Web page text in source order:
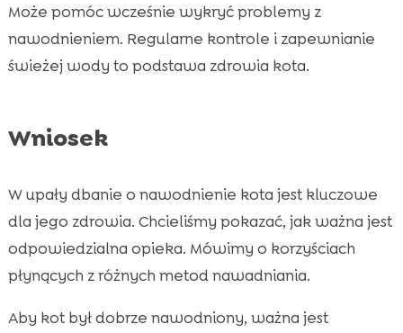
Może pomóc wcześnie wykryć problemy z
nawodnieniem. Regularne kontrole i zapewnianie
świeżej wody to podstawa zdrowia kota.
Wniosek
W upały dbanie o nawodnienie kota jest kluczowe
dla jego zdrowia. Chcieliśmy pokazać, jak ważna jest
odpowiedzialna opieka. Mówimy o korzyściach
płynących z różnych metod nawadniania.
Aby kot był dobrze nawodniony, ważna jest